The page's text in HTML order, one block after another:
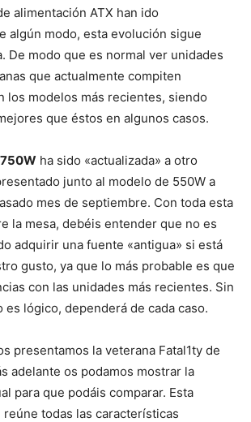
alimentación ATX han ido
algún modo, esta evolución sigue
De modo que es normal ver unidades
que actualmente compiten
los modelos más recientes, siendo
que éstos en algunos casos.
ha sido «actualizada» a otro
junto al modelo de 550W a
mes de septiembre. Con toda esta
la mesa, debéis entender que no es
adquirir una fuente «antigua» si está
gusto, ya que lo más probable es que
con las unidades más recientes. Sin
es lógico, dependerá de cada caso.
presentamos la veterana Fatal1ty de
adelante os podamos mostrar la
para que podáis comparar. Esta
todas las características